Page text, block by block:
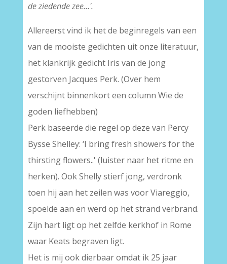
de ziedende zee...'.
Allereerst vind ik het de beginregels van een
van de mooiste gedichten uit onze literatuur,
het klankrijk gedicht Iris van de jong
gestorven Jacques Perk. (Over hem
verschijnt binnenkort een column Wie de
goden liefhebben)
Perk baseerde die regel op deze van Percy
Bysse Shelley: ‘I bring fresh showers for the
thirsting flowers..' (luister naar het ritme en
herken). Ook Shelly stierf jong, verdronk
toen hij aan het zeilen was voor Viareggio,
spoelde aan en werd op het strand verbrand.
Zijn hart ligt op het zelfde kerkhof in Rome
waar Keats begraven ligt.
Het is mij ook dierbaar omdat ik 25 jaar